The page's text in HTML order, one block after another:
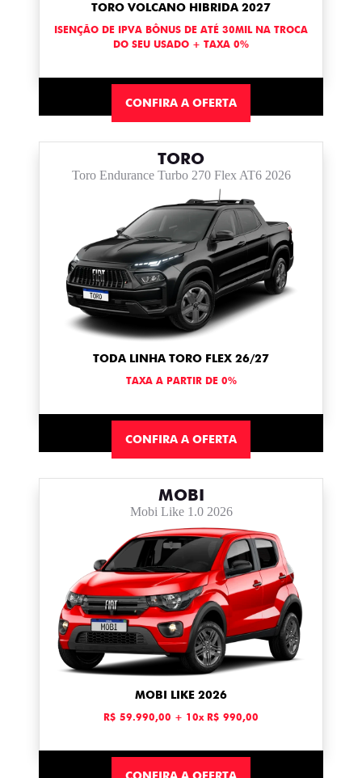
TORO VOLCANO HIBRIDA 2027
ISENÇÃO DE IPVA BÔNUS DE ATÉ 30MIL NA TROCA
DO SEU USADO + TAXA 0%
CONFIRA A OFERTA
TORO
Toro Endurance Turbo 270 Flex AT6 2026
TODA LINHA TORO FLEX 26/27
TAXA A PARTIR DE 0%
CONFIRA A OFERTA
MOBI
Mobi Like 1.0 2026
MOBI LIKE 2026
R$ 59.990,00 + 10x R$ 990,00